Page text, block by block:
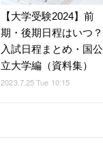
【大学受験2024】前
期・後期日程はいつ？
入試日程まとめ・国公
立大学編（資料集）
2023.7.25 Tue 10:15